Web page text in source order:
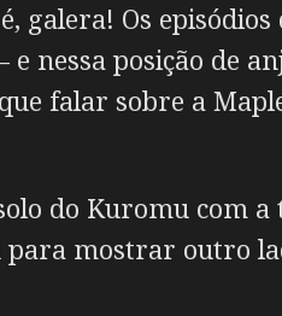
galera! Os
nessa posição de
falar sobre a
do Kuromu com
mostrar outro